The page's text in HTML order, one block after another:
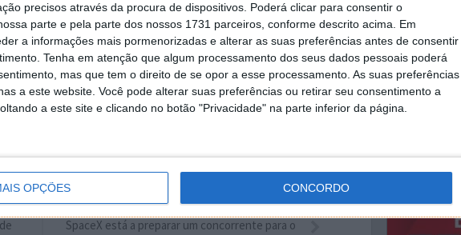
precisos através da procura de dispositivos. Poderá clicar para consentir o
parte e pela parte dos nossos 1731 parceiros, conforme descrito acima. Em
a informações mais pormenorizadas e alterar as suas preferências antes de consentir
Tenha em atenção que algum processamento dos seus dados pessoais poderá
mas que tem o direito de se opor a esse processamento. As suas preferências
a este website. Você pode alterar suas preferências ou retirar seu consentimento a
a este site e clicando no botão "Privacidade" na parte inferior da página.
OPÇÕES CONCORDO
no Google Notícias
Autor:Pedro Simões
PRÓXIMO ARTIGO
SpaceX está a preparar um concorrente para o